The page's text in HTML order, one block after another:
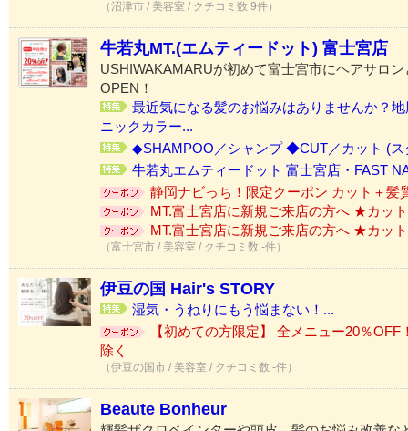
（沼津市 / 美容室 / クチコミ数 9件）
牛若丸MT.(エムティードット) 富士宮店
USHIWAKAMARUが初めて富士宮市にヘアサロ
OPEN！
最近気になる髪のお悩みはありませんか？
ニックカラー...
◆SHAMPOO／シャンプ ◆CUT／カット (ス
牛若丸エムティードット 富士宮店・FAST
静岡ナビっち！限定クーポン カット＋髪
MT.富士宮店に新規ご来店の方へ ★カッ
MT.富士宮店に新規ご来店の方へ ★カッ
（富士宮市 / 美容室 / クチコミ数 -件）
伊豆の国 Hair's STORY
湿気・うねりにもう悩まない！...
【初めての方限定】 全メニュー20％
除く
（伊豆の国市 / 美容室 / クチコミ数 -件）
Beaute Bonheur